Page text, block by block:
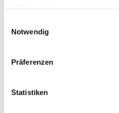
Notwendig
Präferenzen
Statistiken